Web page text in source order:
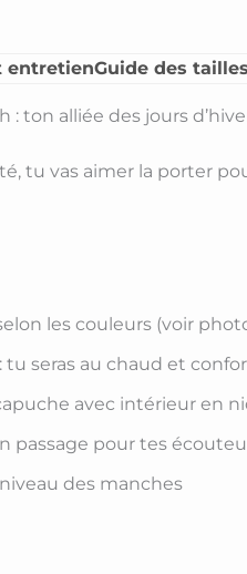
entretienGuide des tailles
: ton alliée des jours
tu vas aimer la porter
les couleurs (voir
tu seras au chaud et
avec intérieur en
passage pour tes
des manches